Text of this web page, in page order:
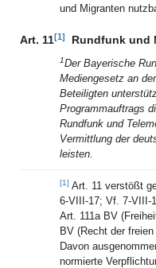
und Migranten
Art. 11[1] Rundfunk und
1Der Bayerische
Mediengesetz an
Beteiligten
Programmauftrags
Rundfunk und
Vermittlung der
leisten.
[1] Art. 11 verstößt
6-VIII-17; Vf. 7-VIII-
Art. 111a BV
BV (Recht der
Davon
normierte